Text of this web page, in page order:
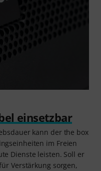
einsetzbar
kann der the box
im Freien
Dienste leisten. Soll er
Verstärkung sorgen,